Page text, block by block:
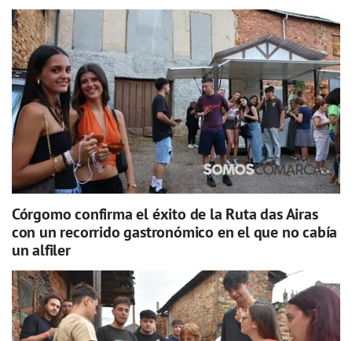
Córgomo confirma el éxito de la Ruta das Airas
con un recorrido gastronómico en el que no cabía
un alfiler